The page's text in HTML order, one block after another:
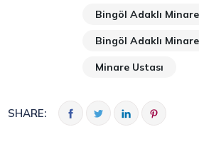
Bingöl Adaklı
Bingöl Adaklı
Minare Ustası
SHARE: